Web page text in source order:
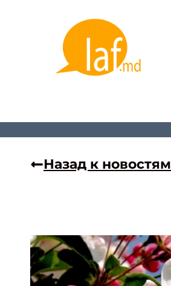
Назад к новостям